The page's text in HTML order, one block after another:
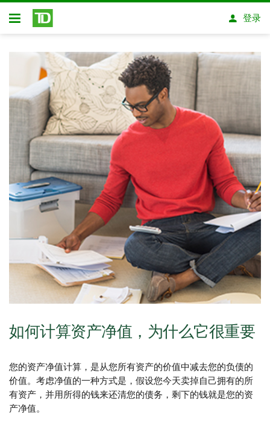
跳转到主要内容
开放式房屋贷款
登录
如何计算资产净值，为什么它很重要
您的资产净值计算，是从您所有资产的价值中减去您的负债的
价值。考虑净值的一种方式是，假设您今天卖掉自己拥有的所
有资产，并用所得的钱来还清您的债务，剩下的钱就是您的资
产净值。